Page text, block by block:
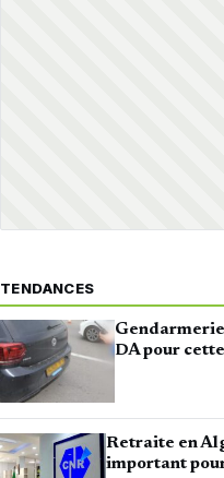
TENDANCES
DA pour
Retraite en
important